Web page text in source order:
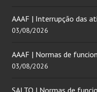
AAAF | Interrupção das
03/08/2026
AAAF | Normas de
03/08/2026